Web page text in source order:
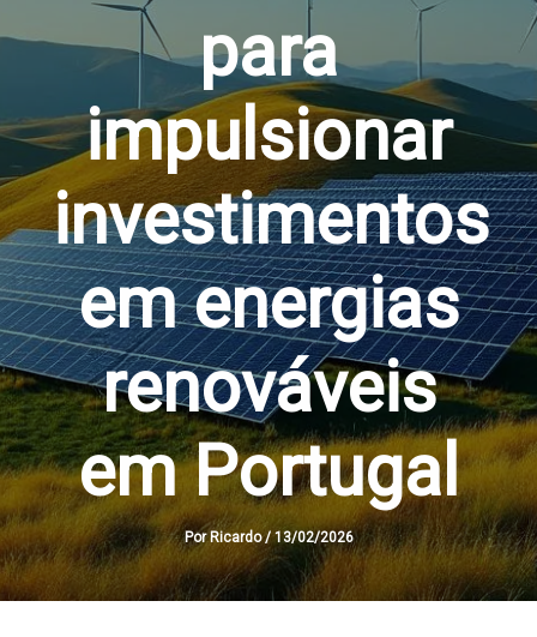
para
impulsionar
investimentos
em energias
renováveis
em Portugal
Por Ricardo/ 13/02/2026